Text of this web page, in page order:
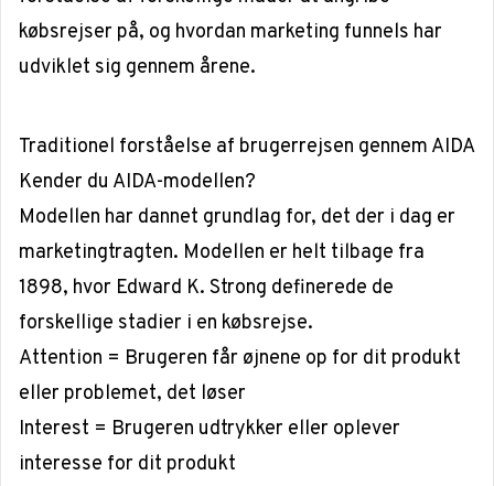
købsrejser på, og hvordan marketing funnels har
udviklet sig gennem årene.
Traditionel forståelse af brugerrejsen gennem AIDA
Kender du AIDA-modellen?
Modellen har dannet grundlag for, det der i dag er
marketingtragten. Modellen er helt tilbage fra
1898, hvor Edward K. Strong definerede de
forskellige stadier i en købsrejse.
Attention = Brugeren får øjnene op for dit produkt
eller problemet, det løser
Interest = Brugeren udtrykker eller oplever
interesse for dit produkt